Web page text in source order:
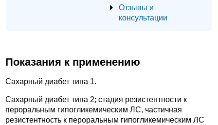
Отзывы и
консультации
Показания к применению
Сахарный диабет типа 1.
Сахарный диабет типа 2; стадия резистентности к
пероральным гипогликемическим ЛС, частичная
резистентность к пероральным гипогликемическим ЛС